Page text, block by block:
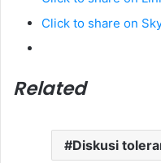
Click to share on
Related
Diskusi